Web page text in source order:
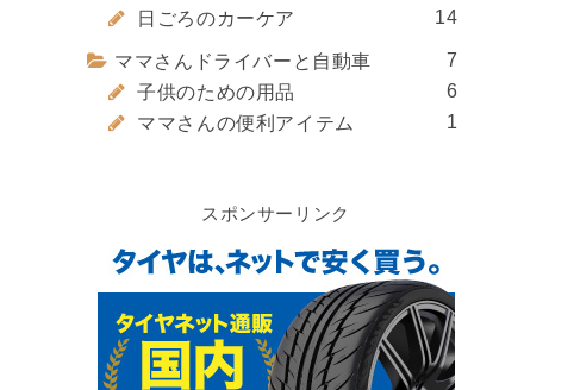
日ごろのカーケア
14
ママさんドライバーと自動車
7
子供のための用品
6
ママさんの便利アイテム
1
スポンサーリンク